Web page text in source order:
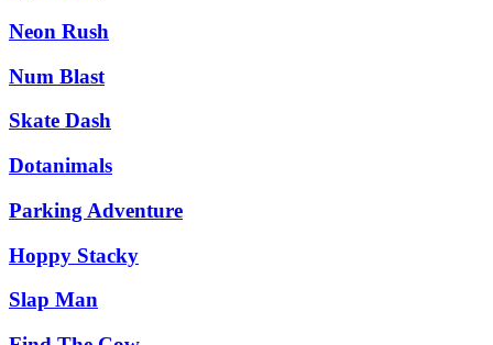
Neon Rush
Num Blast
Skate Dash
Dotanimals
Parking Adventure
Hoppy Stacky
Slap Man